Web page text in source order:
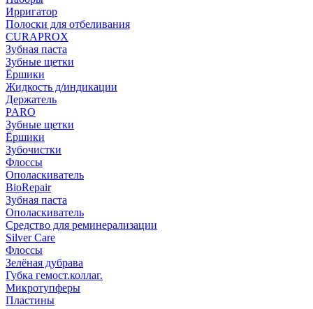
Ирригатор
Полоски для отбеливания
CURAPROX
Зубная паста
Зубные щетки
Ёршики
Жидкость д/индикации
Держатель
PARO
Зубные щетки
Ёршики
Зубочистки
Флоссы
Ополаскиватель
BioRepair
Зубная паста
Ополаскиватель
Средство для реминерализации
Silver Care
Флоссы
Зелёная дубрава
Губка гемост.коллаг.
Микротупферы
Пластины